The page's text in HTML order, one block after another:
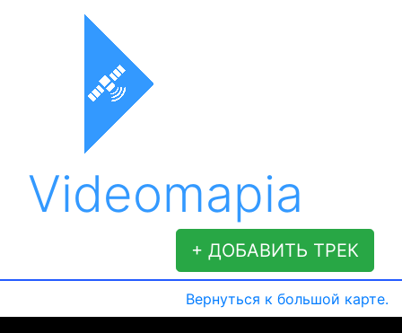
Videomapia
+ ДОБАВИТЬ ТРЕК
Вернуться к большой карте.